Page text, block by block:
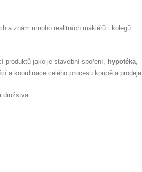
a znám mnoho realitních makléřů i kolegů
produktů jako je stavební spoření, hypotéka,
a koordinace celého procesu koupě a prodeje
družstva.